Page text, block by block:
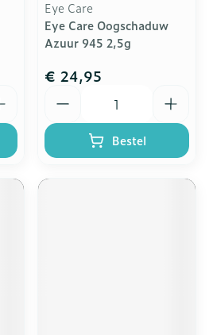
Eye Care
Eye Care Oogschaduw
Azuur 945 2,5g
€ 24,95
Bestel